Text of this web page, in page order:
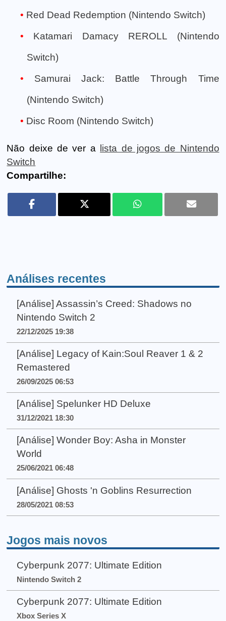
Red Dead Redemption (Nintendo Switch)
Katamari Damacy REROLL (Nintendo
Switch)
Samurai Jack: Battle Through Time
(Nintendo Switch)
Disc Room (Nintendo Switch)
Não deixe de ver a
lista de jogos de Nintendo
Switch
Compartilhe:
Análises recentes
[Análise] Assassin’s Creed: Shadows no
Nintendo Switch 2
22/12/2025 19:38
[Análise] Legacy of Kain:Soul Reaver 1 & 2
Remastered
26/09/2025 06:53
[Análise] Spelunker HD Deluxe
31/12/2021 18:30
[Análise] Wonder Boy: Asha in Monster
World
25/06/2021 06:48
[Análise] Ghosts 'n Goblins Resurrection
28/05/2021 08:53
Jogos mais novos
Cyberpunk 2077: Ultimate Edition
Nintendo Switch 2
Cyberpunk 2077: Ultimate Edition
Xbox Series X